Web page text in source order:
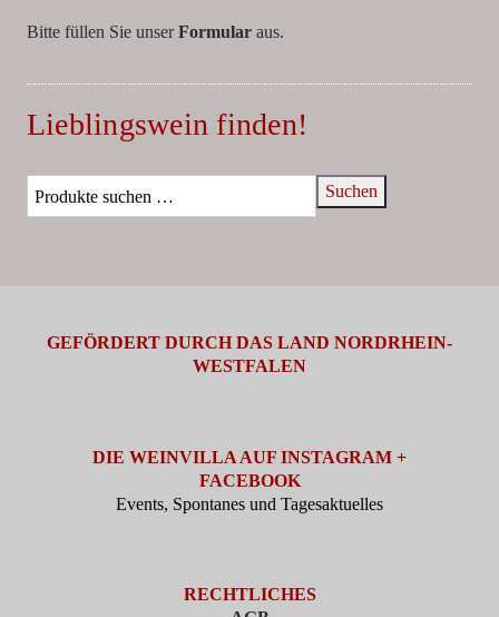
Bitte füllen Sie unserFormularaus.
Lieblingswein finden!
Suchen
GEFÖRDERT DURCH DAS LAND NORDRHEIN-
WESTFALEN
DIE WEINVILLA AUF INSTAGRAM +
FACEBOOK
Events, Spontanes und Tagesaktuelles
RECHTLICHES